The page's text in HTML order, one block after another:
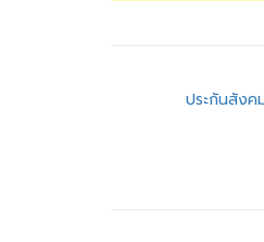
แนะแนวประกันสังค